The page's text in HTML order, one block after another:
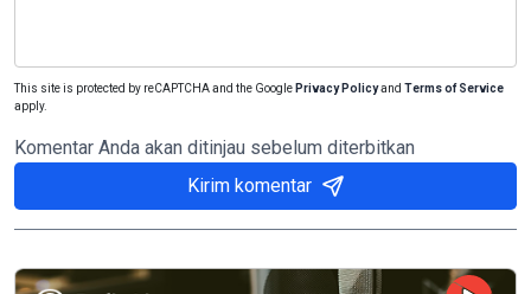
This site is protected by reCAPTCHA and the Google Privacy Policyand Terms of Service
apply.
Komentar Anda akan ditinjau sebelum diterbitkan
Kirim komentar